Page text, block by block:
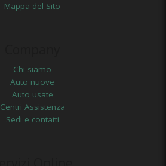
Mappa del Sito
Chi siamo
Auto nuove
Auto usate
Centri Assistenza
Sedi e contatti